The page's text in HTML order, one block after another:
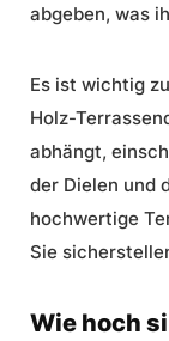
abgeben, was
Es ist wichtig
Holz-
abhängt,
der Dielen und
hochwertige
Sie
Wie hoch